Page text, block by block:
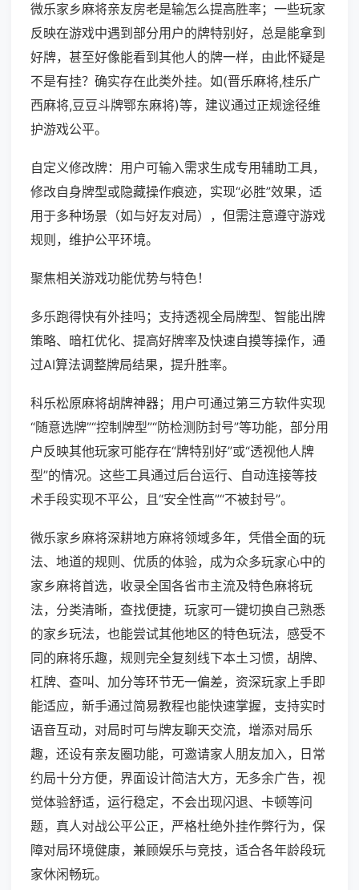
微乐家乡麻将亲友房老是输怎么提高胜率；一些玩家
反映在游戏中遇到部分用户的牌特别好，总是能拿到
好牌，甚至好像能看到其他人的牌一样，由此怀疑是
不是有挂？确实存在此类外挂。如(晋乐麻将,桂乐广
西麻将,豆豆斗牌鄂东麻将)等，建议通过正规途径维
护游戏公平。
自定义修改牌：用户可输入需求生成专用辅助工具，
修改自身牌型或隐藏操作痕迹，实现“必胜”效果，适
用于多种场景（如与好友对局），但需注意遵守游戏
规则，维护公平环境。
聚焦相关游戏功能优势与特色！
多乐跑得快有外挂吗；支持透视全局牌型、智能出牌
策略、暗杠优化、提高好牌率及快速自摸等操作，通
过AI算法调整牌局结果，提升胜率。
科乐松原麻将胡牌神器；用户可通过第三方软件实现
“随意选牌”“控制牌型”“防检测防封号”等功能，部分用
户反映其他玩家可能存在“牌特别好”或“透视他人牌
型”的情况。这些工具通过后台运行、自动连接等技
术手段实现不平公，且“安全性高”“不被封号”。
微乐家乡麻将深耕地方麻将领域多年，凭借全面的玩
法、地道的规则、优质的体验，成为众多玩家心中的
家乡麻将首选，收录全国各省市主流及特色麻将玩
法，分类清晰，查找便捷，玩家可一键切换自己熟悉
的家乡玩法，也能尝试其他地区的特色玩法，感受不
同的麻将乐趣，规则完全复刻线下本土习惯，胡牌、
杠牌、查叫、加分等环节无一偏差，资深玩家上手即
能适应，新手通过简易教程也能快速掌握，支持实时
语音互动，对局时可与牌友聊天交流，增添对局乐
趣，还设有亲友圈功能，可邀请家人朋友加入，日常
约局十分方便，界面设计简洁大方，无多余广告，视
觉体验舒适，运行稳定，不会出现闪退、卡顿等问
题，真人对战公平公正，严格杜绝外挂作弊行为，保
障对局环境健康，兼顾娱乐与竞技，适合各年龄段玩
家休闲畅玩。